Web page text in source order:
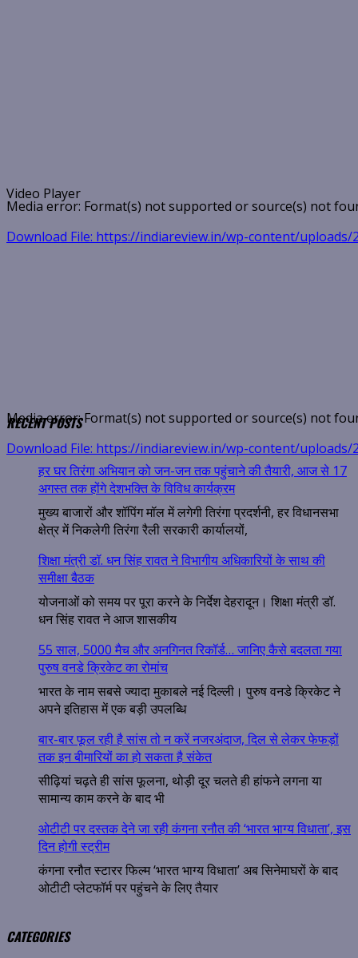
Media error: Format(s) not supported or source(s) not
Download File: https://indiareview.in/wp-content/uploads/
00:00
Video Player
Media error: Format(s) not supported or source(s) not
Download File: https://indiareview.in/wp-content/uploads/
RECENT POSTS
हर घर तिरंगा अभियान को जन-जन तक पहुंचाने की तैयारी, आज से 17
अगस्त तक होंगे देशभक्ति के विविध कार्यक्रम
मुख्य बाजारों और शॉपिंग मॉल में लगेगी तिरंगा प्रदर्शनी, हर विधानसभा
क्षेत्र में निकलेगी तिरंगा रैली सरकारी कार्यालयों,
शिक्षा मंत्री डॉ. धन सिंह रावत ने विभागीय अधिकारियों के साथ की
समीक्षा बैठक
योजनाओं को समय पर पूरा करने के निर्देश देहरादून। शिक्षा मंत्री डॉ.
धन सिंह रावत ने आज शासकीय
55 साल, 5000 मैच और अनगिनत रिकॉर्ड… जानिए कैसे बदलता गया
पुरुष वनडे क्रिकेट का रोमांच
भारत के नाम सबसे ज्यादा मुकाबले नई दिल्ली। पुरुष वनडे क्रिकेट ने
अपने इतिहास में एक बड़ी उपलब्धि
बार-बार फूल रही है सांस तो न करें नजरअंदाज, दिल से लेकर फेफड़ों
तक इन बीमारियों का हो सकता है संकेत
सीढ़ियां चढ़ते ही सांस फूलना, थोड़ी दूर चलते ही हांफने लगना या
सामान्य काम करने के बाद भी
ओटीटी पर दस्तक देने जा रही कंगना रनौत की ‘भारत भाग्य विधाता’, इस
दिन होगी स्ट्रीम
कंगना रनौत स्टारर फिल्म ‘भारत भाग्य विधाता’ अब सिनेमाघरों के बाद
ओटीटी प्लेटफॉर्म पर पहुंचने के लिए तैयार
CATEGORIES